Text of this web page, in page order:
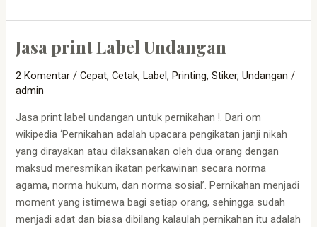
Jasa print Label Undangan
2 Komentar /Cepat,Cetak, Label, Printing,Stiker,Undangan /
admin
Jasa print label undangan untuk pernikahan !. Dari om
wikipedia ‘Pernikahan adalah upacara pengikatan janji nikah
yang dirayakan atau dilaksanakan oleh dua orang dengan
maksud meresmikan ikatan perkawinan secara norma
agama, norma hukum, dan norma sosial’. Pernikahan menjadi
moment yang istimewa bagi setiap orang, sehingga sudah
menjadi adat dan biasa dibilang kalaulah pernikahan itu adalah
Jasa
print
Label
Undangan